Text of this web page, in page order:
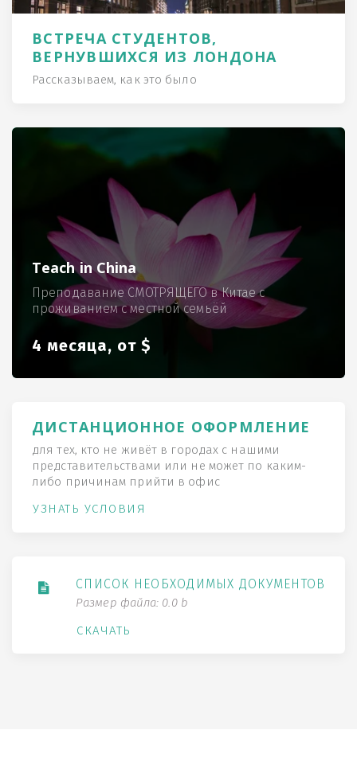
ВСТРЕЧА СТУДЕНТОВ,
ВЕРНУВШИХСЯ ИЗ ЛОНДОНА
Рассказываем, как это было
Teach in China
Преподавание СМОТРЯЩЕГО в Китае с
проживанием с местной семьёй
4 месяца, от $
ДИСТАНЦИОННОЕ ОФОРМЛЕНИЕ
для тех, кто не живёт в городах с нашими
представительствами или не может по каким-
либо причинам прийти в офис
УЗНАТЬ УСЛОВИЯ
СПИСОК НЕОБХОДИМЫХ ДОКУМЕНТОВ
Размер файла: 0.0 b
СКАЧАТЬ